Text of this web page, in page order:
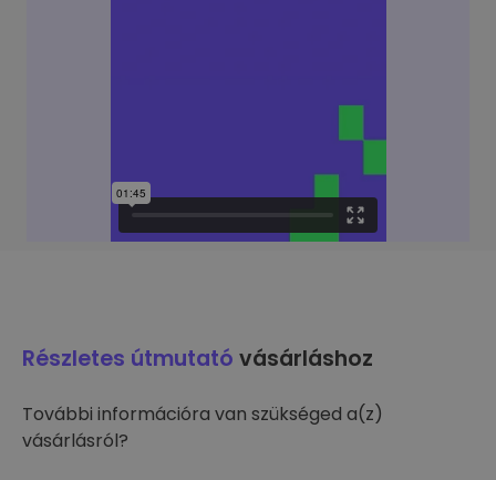
Részletes útmutató vásárláshoz
További információra van szükséged a(z)
vásárlásról?